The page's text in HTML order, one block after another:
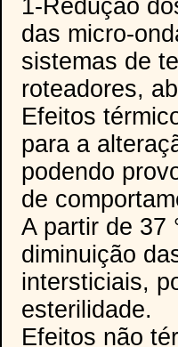
1-Redução
das micro-
sistemas de
roteadores,
Efeitos
para a
podendo
de
A partir de 37
diminuição
intersticiais,
esterilidade.
Efeitos não